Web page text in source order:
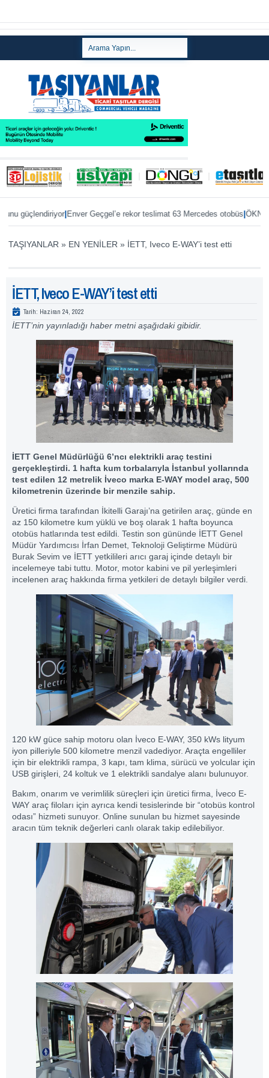
|Enver Geçgel’e rekor teslimat 63 Mercedes otobüs|ÖKN
TAŞIYANLAR » EN YENİLER » İETT, Iveco E-WAY’i test etti
İETT, Iveco E-WAY’i test etti
Tarih: Haziran 24, 2022
İETT’nin yayınladığı haber metni aşağıdaki gibidir.
İETT Genel Müdürlüğü 6’ncı elektrikli araç testini
gerçekleştirdi. 1 hafta kum torbalarıyla İstanbul yollarında
test edilen 12 metrelik İveco marka E-WAY model araç, 500
kilometrenin üzerinde bir menzile sahip.
Üretici firma tarafından İkitelli Garajı’na getirilen araç, günde en
az 150 kilometre kum yüklü ve boş olarak 1 hafta boyunca
otobüs hatlarında test edildi. Testin son gününde İETT Genel
Müdür Yardımcısı İrfan Demet, Teknoloji Geliştirme Müdürü
Burak Sevim ve İETT yetkilileri arıcı garaj içinde detaylı bir
incelemeye tabi tuttu. Motor, motor kabini ve pil yerleşimleri
incelenen araç hakkında firma yetkileri de detaylı bilgiler verdi.
120 kW güce sahip motoru olan İveco E-WAY, 350 kWs lityum
iyon pilleriyle 500 kilometre menzil vadediyor. Araçta engelliler
için bir elektrikli rampa, 3 kapı, tam klima, sürücü ve yolcular için
USB girişleri, 24 koltuk ve 1 elektrikli sandalye alanı bulunuyor.
Bakım, onarım ve verimlilik süreçleri için üretici firma, İveco E-
WAY araç filoları için ayrıca kendi tesislerinde bir “otobüs kontrol
odası” hizmeti sunuyor. Online sunulan bu hizmet sayesinde
aracın tüm teknik değerleri canlı olarak takip edilebiliyor.